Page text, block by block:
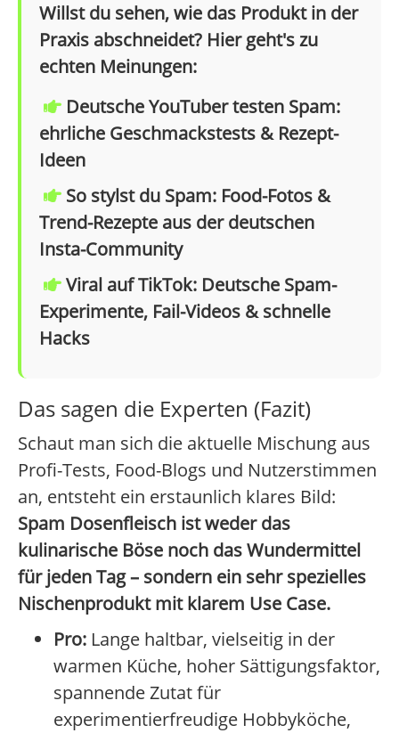
Willst du sehen, wie das Produkt in der
Praxis abschneidet? Hier geht's zu
echten Meinungen:
Deutsche YouTuber testen Spam:
ehrliche Geschmackstests & Rezept-
Ideen
So stylst du Spam: Food-Fotos &
Trend-Rezepte aus der deutschen
Insta-Community
Viral auf TikTok: Deutsche Spam-
Experimente, Fail-Videos & schnelle
Hacks
Das sagen die Experten (Fazit)
Schaut man sich die aktuelle Mischung aus
Profi-Tests, Food-Blogs und Nutzerstimmen
an, entsteht ein erstaunlich klares Bild:
Spam Dosenfleisch ist weder das
kulinarische Böse noch das Wundermittel
für jeden Tag – sondern ein sehr spezielles
Nischenprodukt mit klarem Use Case.
Pro: Lange haltbar, vielseitig in der
warmen Küche, hoher Sättigungsfaktor,
spannende Zutat für
experimentierfreudige Hobbyköche,